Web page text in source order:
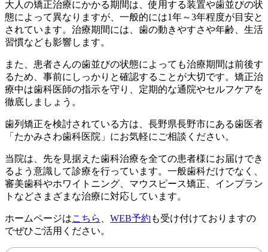
大人の矯正治療にかかる期間は、使用する装置や歯並びの状
態によって異なりますが、一般的には1年～3年程度が目安と
されています。治療期間には、歯の動きやすさや年齢、生活
習慣なども影響します。
また、患者さんの歯並びの状態によっても治療期間は前後す
るため、事前にしっかりと確認することが大切です。矯正治
療中は歯科医師の指示を守り、定期的な通院やセルフケアを
徹底しましょう。
歯列矯正を検討されている方は、長野県長野市にある歯医者
「たかみさわ歯科医院」にお気軽にご相談ください。
当院は、先を見据えた歯科治療を全ての患者様にお届けでき
るよう意識して診療を行っています。一般歯科だけでなく、
審美歯科やホワイトニング、マウスピース矯正、インプラン
トなどさまざまな治療に対応しています。
ホームページはこちら WEB予約 も受け付けておりますの
でぜひご活用ください。